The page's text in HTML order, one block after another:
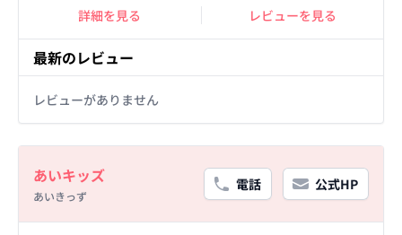
詳細を見る レビューを見る
最新のレビュー
レビューがありません
あいキッズ
あいきっず
電話 公式HP